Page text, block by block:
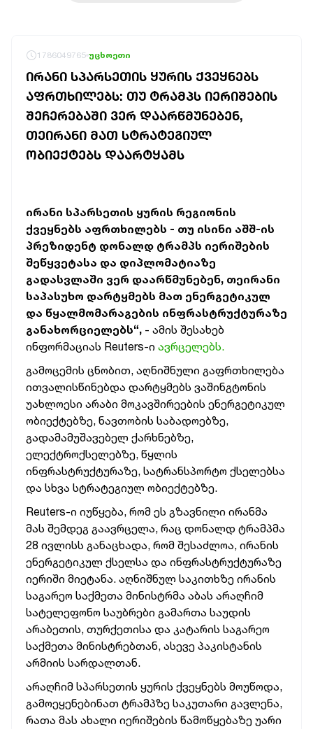
1786049765 უცხოეთი
ᲘᲠᲐᲜᲘ ᲡᲞᲐᲠᲡᲔᲗᲘᲡ ᲧᲣᲠᲘᲡ ᲥᲕᲔᲧᲜᲔᲑᲡ
ᲐᲤᲠᲗᲮᲘᲚᲔᲑᲡ: ᲗᲣ ᲢᲠᲐᲛᲞᲡ ᲘᲔᲠᲘᲨᲔᲑᲘᲡ
ᲨᲔᲩᲔᲠᲔᲑᲐᲨᲘ ᲕᲔᲠ ᲓᲐᲐᲠᲬᲛᲣᲜᲔᲑᲔᲜ,
ᲗᲔᲘᲠᲐᲜᲘ ᲛᲐᲗ ᲡᲢᲠᲐᲢᲔᲒᲘᲣᲚ
ᲝᲑᲘᲔᲥᲢᲔᲑᲡ ᲓᲐᲐᲠᲢᲧᲐᲛᲡ
ირანი სპარსეთის ყურის რეგიონის
ქვეყნებს აფრთხილებს - თუ ისინი აშშ-ის
პრეზიდენტ დონალდ ტრამპს იერიშების
შეწყვეტასა და დიპლომატიაზე
გადასვლაში ვერ დაარწმუნებენ, თეირანი
საპასუხო დარტყმებს მათ ენერგეტიკულ
და წყალმომარაგების ინფრასტრუქტურაზე
განახორციელებს“, - ამის შესახებ
ინფორმაციას Reuters-ი ავრცელებს.
გამოცემის ცნობით, აღნიშნული გაფრთხილება
ითვალისწინებდა დარტყმებს ვაშინგტონის
უახლოესი არაბი მოკავშირეების ენერგეტიკულ
ობიექტებზე, ნავთობის საბადოებზე,
გადამამუშავებელ ქარხნებზე,
ელექტროქსელებზე, წყლის
ინფრასტრუქტურაზე, სატრანსპორტო ქსელებსა
და სხვა სტრატეგიულ ობიექტებზე.
Reuters-ი იუწყება, რომ ეს გზავნილი ირანმა
მას შემდეგ გაავრცელა, რაც დონალდ ტრამპმა
28 ივლისს განაცხადა, რომ შესაძლოა, ირანის
ენერგეტიკულ ქსელსა და ინფრასტრუქტურაზე
იერიში მიეტანა. აღნიშნულ საკითხზე ირანის
საგარეო საქმეთა მინისტრმა აბას არაღჩიმ
სატელეფონო საუბრები გამართა საუდის
არაბეთის, თურქეთისა და კატარის საგარეო
საქმეთა მინისტრებთან, ასევე პაკისტანის
არმიის სარდალთან.
არაღჩიმ სპარსეთის ყურის ქვეყნებს მოუწოდა,
გამოეყენებინათ ტრამპზე საკუთარი გავლენა,
რათა მას ახალი იერიშების წამოწყებაზე უარი